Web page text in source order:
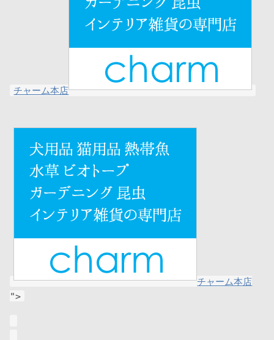
チャーム本店
チャーム本店
">